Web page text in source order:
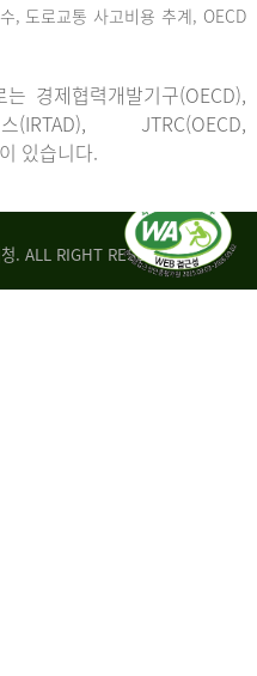
, 도로교통 사고비용 추계, OECD
경제협력개발기구(OECD),
스(IRTAD), JTRC(OECD,
있습니다.
. ALL RIGHT RESERVED